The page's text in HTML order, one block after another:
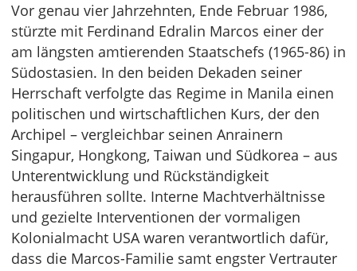
Vor genau vier Jahrzehnten, Ende Februar 1986,
stürzte mit Ferdinand Edralin Marcos einer der
am längsten amtierenden Staatschefs (1965-86) in
Südostasien. In den beiden Dekaden seiner
Herrschaft verfolgte das Regime in Manila einen
politischen und wirtschaftlichen Kurs, der den
Archipel – vergleichbar seinen Anrainern
Singapur, Hongkong, Taiwan und Südkorea – aus
Unterentwicklung und Rückständigkeit
herausführen sollte. Interne Machtverhältnisse
und gezielte Interventionen der vormaligen
Kolonialmacht USA waren verantwortlich dafür,
dass die Marcos-Familie samt engster Vertrauter